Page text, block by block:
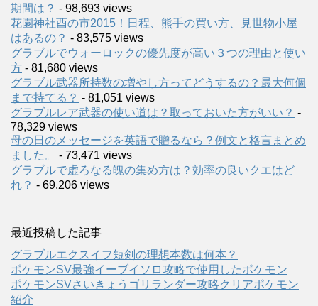
期間は？ - 98,693 views
花園神社酉の市2015！日程、熊手の買い方、見世物小屋
はあるの？ - 83,575 views
グラブルでウォーロックの優先度が高い３つの理由と使い
方 - 81,680 views
グラブル武器所持数の増やし方ってどうするの？最大何個
まで持てる？ - 81,051 views
グラブルレア武器の使い道は？取っておいた方がいい？ -
78,329 views
母の日のメッセージを英語で贈るなら？例文と格言まとめ
ました。
- 73,471 views
グラブルで虚ろなる魄の集め方は？効率の良いクエはど
れ？ - 69,206 views
最近投稿した記事
グラブルエクスイフ短剣の理想本数は何本？
ポケモンSV最強イーブイソロ攻略で使用したポケモン
ポケモンSVさいきょうゴリランダー攻略クリアポケモン
紹介